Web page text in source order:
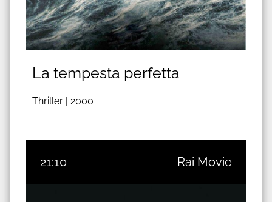
La tempesta perfetta
Thriller | 2000
21:10 Rai Movie